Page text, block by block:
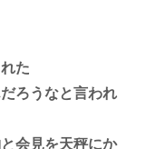
た
ろうなと言われ
会見を天秤にか